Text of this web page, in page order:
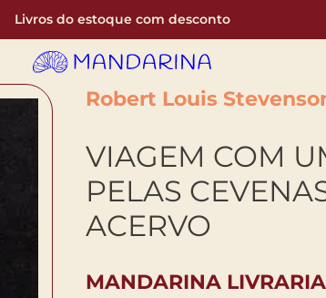
Livros do estoque com desconto
Robert Louis
VIAGEM COM
PELAS
ACERVO
MANDARINA LIVRARIA